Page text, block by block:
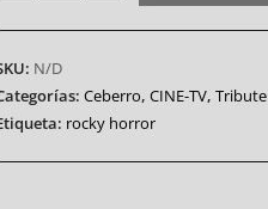
N/D
Ceberro,CINE-TV,Tribute
rocky horror